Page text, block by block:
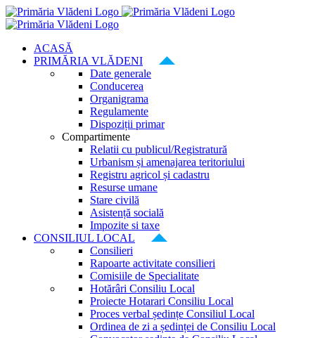
Skip
to
ACASĂ
PRIMĂRIA VLĂDENI
Date generale
Conducerea
Organigrama
Regulamente
Dispoziții primar
Compartimente
Relatii cu publicul/Registratură
Urbanism și amenajarea teritoriului
Registru agricol și cadastru
Resurse umane
Stare civilă
Asistență socială
Impozite si taxe
CONSILIUL LOCAL
Consilieri
Rapoarte activitate consilieri
Comisiile de Specialitate
Hotărâri Consiliu Local
Proiecte Hotarari Consiliu Local
Proces verbal ședințe Consiliul Local
Ordinea de zi a ședinței de Consiliu Local